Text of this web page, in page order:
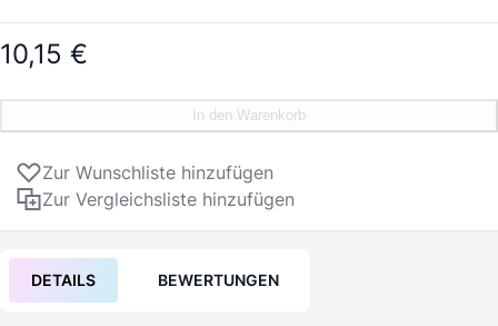
10,15 €
In den Warenkorb
Zur Wunschliste hinzufügen
Zur Vergleichsliste hinzufügen
DETAILS BEWERTUNGEN